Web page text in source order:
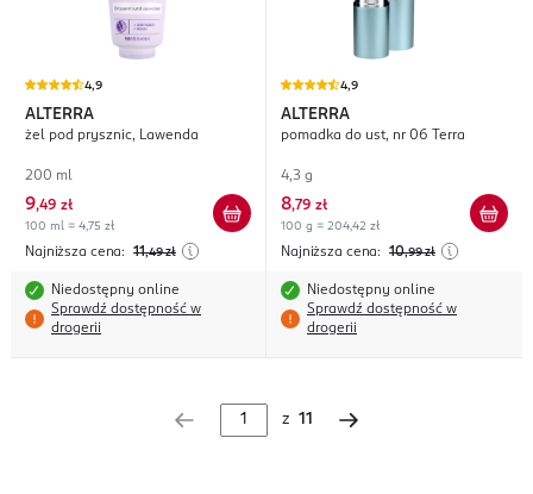
4,9
ALTERRA
żel pod prysznic, Lawenda
200 ml
9,49 zł
100 ml = 4,75 zł
Najniższa cena: 11,49 zł
Niedostępny online
Sprawdź dostępność w
drogerii
4,9
ALTERRA
pomadka do ust, nr 06 Terra
4,3 g
8,79 zł
100 g = 204,42 zł
Najniższa cena: 10,99 zł
Niedostępny online
Sprawdź dostępność w
drogerii
z 11